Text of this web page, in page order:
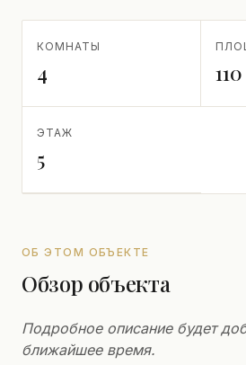
КОМНАТЫ
4 110
ЭТАЖ
5
ОБ ЭТОМ ОБЪЕКТЕ
Обзор объекта
Подробное описание будет
ближайшее время.